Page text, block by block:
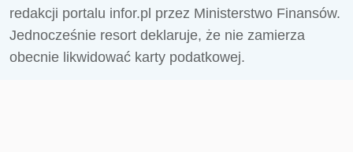
redakcji portalu infor.pl przez Ministerstwo Finansów.
Jednocześnie resort deklaruje, że nie zamierza
obecnie likwidować karty podatkowej.